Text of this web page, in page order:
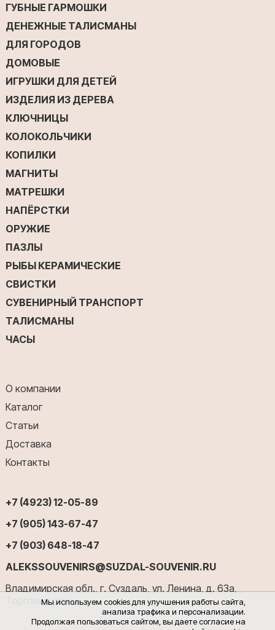
Мы используем cookies для улучшения работы сайта,
анализа трафика и персонализации.
Продолжая пользоваться сайтом, вы даете согласие на
ГУБНЫЕ ГАРМОШКИ
ДЕНЕЖНЫЕ ТАЛИСМАНЫ
ДЛЯ ГОРОДОВ
ДОМОВЫЕ
ИГРУШКИ ДЛЯ ДЕТЕЙ
ИЗДЕЛИЯ ИЗ ДЕРЕВА
КЛЮЧНИЦЫ
КОЛОКОЛЬЧИКИ
КОПИЛКИ
МАГНИТЫ
МАТРЕШКИ
НАПЁРСТКИ
ОРУЖИЕ
ПАЗЛЫ
РЫБЫ КЕРАМИЧЕСКИЕ
СВИСТКИ
СУВЕНИРНЫЙ ТРАНСПОРТ
ТАЛИСМАНЫ
ЧАСЫ
О компании
Каталог
Статьи
Доставка
Контакты
+7 (4923) 12-05-89
+7 (905) 143-67-47
+7 (903) 648-18-47
ALEKSSOUVENIRS@SUZDAL-SOUVENIR.RU
Владимирская обл., г. Суздаль, ул. Ленина, д. 63а,
Торговые ряды